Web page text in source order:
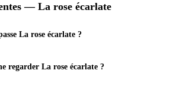
— La rose écarlate
La rose écarlate ?
regarder La rose écarlate ?